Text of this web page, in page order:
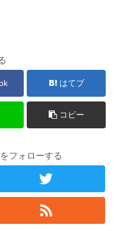
はてブ
コピー
フォローする